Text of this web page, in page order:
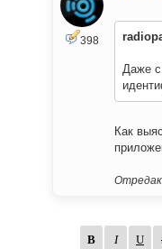
398
Даже с
Как